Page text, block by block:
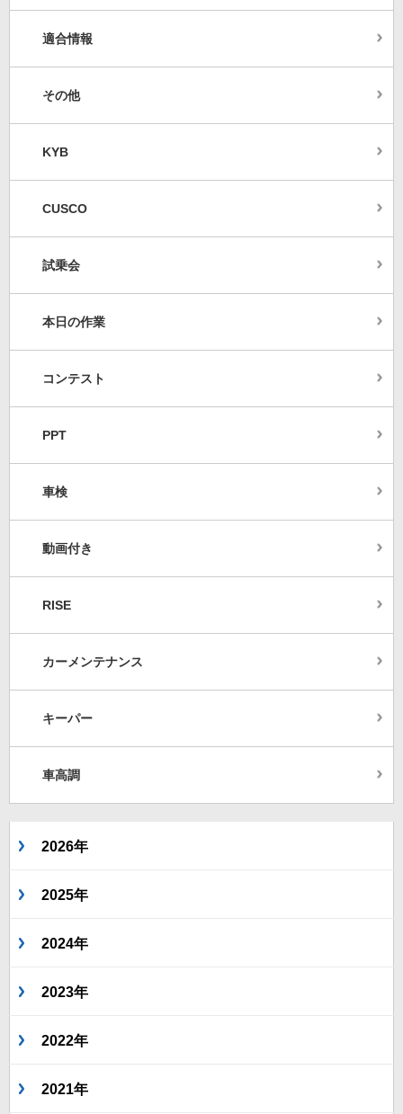
適合情報
その他
KYB
CUSCO
試乗会
本日の作業
コンテスト
PPT
車検
動画付き
RISE
カーメンテナンス
キーパー
車高調
2026年
2025年
2024年
2023年
2022年
2021年